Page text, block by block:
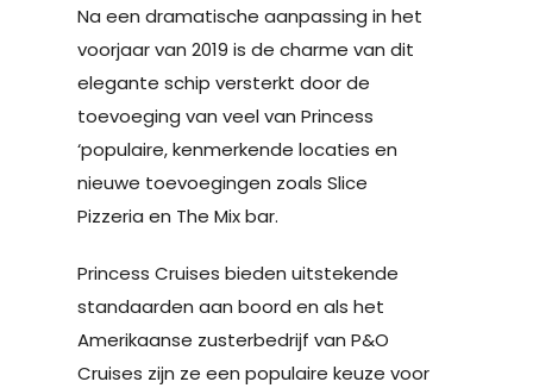
Na een dramatische aanpassing in het
voorjaar van 2019 is de charme van dit
elegante schip versterkt door de
toevoeging van veel van Princess
‘populaire, kenmerkende locaties en
nieuwe toevoegingen zoals Slice
Pizzeria en The Mix bar.
Princess Cruises bieden uitstekende
standaarden aan boord en als het
Amerikaanse zusterbedrijf van P&O
Cruises zijn ze een populaire keuze voor